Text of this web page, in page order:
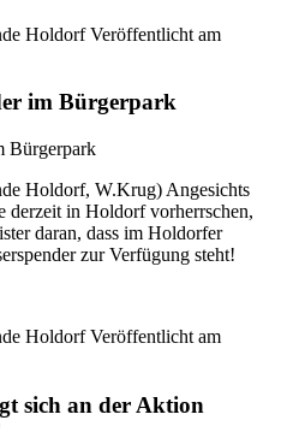
Holdorf Veröffentlicht am
im Bürgerpark
Holdorf, W.Krug) Angesichts
derzeit in Holdorf vorherrschen,
daran, dass im Holdorfer
zur Verfügung steht!
Holdorf Veröffentlicht am
sich an der Aktion